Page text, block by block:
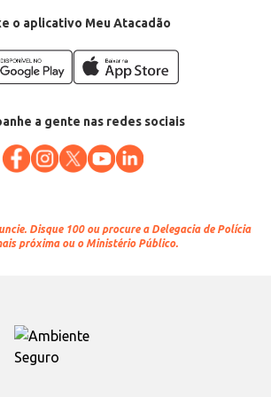
o aplicativo Meu Atacadão
a gente nas redes sociais
Disque 100 ou procure a Delegacia de Polícia
próxima ou o Ministério Público.